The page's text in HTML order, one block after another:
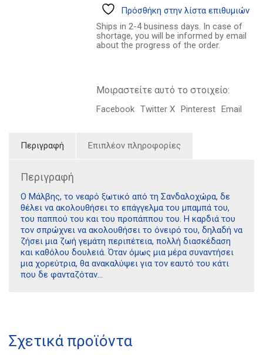
ποσότηταΠρόσθήκη στην λίστα επιθυμιών
Ships in 2-4 business days. In case of
shortage, you will be informed by email
about the progress of the order.
Μοιραστείτε αυτό το στοιχείο:
Facebook Twitter X Pinterest Email
Περιγραφή Επιπλέον πληροφορίες
Περιγραφή
Ο Μάλβης, το νεαρό ξωτικό από τη Σανδαλοχώρα, δε
θέλει να ακολουθήσει το επάγγελμα του μπαμπά του,
του παππού του και του προπάππου του. Η καρδιά του
τον σπρώχνει να ακολουθήσει το όνειρό του, δηλαδή να
ζήσει μια ζωή γεμάτη περιπέτεια, πολλή διασκέδαση
και καθόλου δουλειά. Όταν όμως μια μέρα συναντήσει
μια χορεύτρια, θα ανακαλύψει για τον εαυτό του κάτι
που δε φανταζόταν…
Σχετικά προϊόντα